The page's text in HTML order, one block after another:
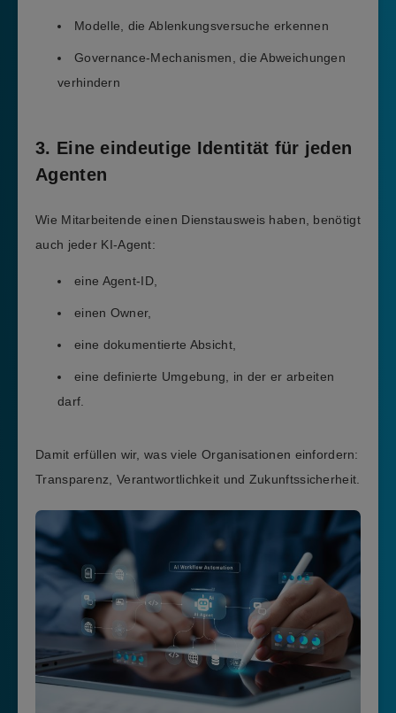
Modelle, die Ablenkungsversuche erkennen
Governance-Mechanismen, die Abweichungen
verhindern
3. Eine eindeutige Identität für jeden
Agenten
Wie Mitarbeitende einen Dienstausweis haben, benötigt
auch jeder KI-Agent:
eine Agent-ID,
einen Owner,
eine dokumentierte Absicht,
eine definierte Umgebung, in der er arbeiten
darf.
Damit erfüllen wir, was viele Organisationen einfordern:
Transparenz, Verantwortlichkeit und Zukunftssicherheit.